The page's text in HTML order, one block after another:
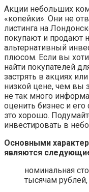
Акции небольших
«копейки». Они не
листинга на
покупают и продают
альтернативный
плюсом. Если вы
найти покупателей
застрять в акциях
низкой цене, чем вы
не так много
оценить бизнес и
это хорошо.
инвестировать в
Основными
являются
номинальная
тысячам рублей,